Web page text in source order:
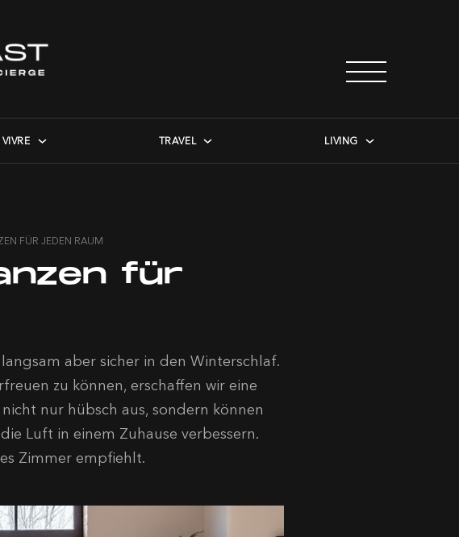
TRAVEL LIVING
FÜR JEDEN RAUM
für
aber sicher in den Winterschlaf.
zu können, erschaffen wir eine
nur hübsch aus, sondern können
Luft in einem Zuhause verbessern.
Zimmer empfiehlt.